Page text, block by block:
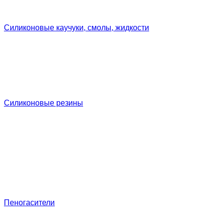
Силиконовые каучуки, смолы, жидкости
Силиконовые резины
Пеногасители